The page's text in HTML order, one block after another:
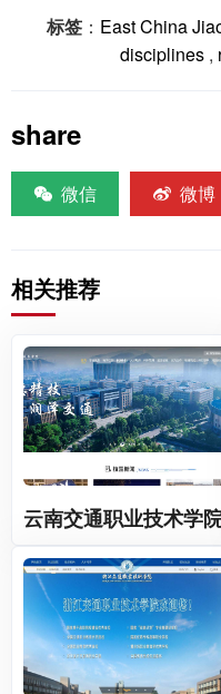
标签 ： East China
disciplines,
share
微信 微博
相关推荐
云南交通职业技术学